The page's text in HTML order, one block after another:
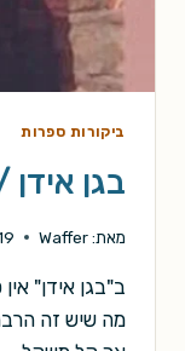
ביקורות ספרות
בגן אידן
מאת:Waffer
19
ב"בגן אידן"
מה שיש זה